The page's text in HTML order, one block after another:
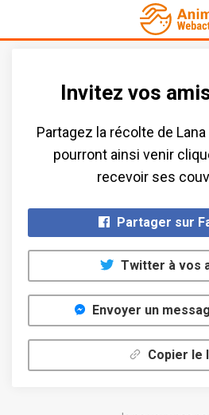
Invitez vos
Partagez la récolte de
pourront ainsi venir
recevoir ses
Partager sur
Twitter à vos
Envoyer un
Copier le